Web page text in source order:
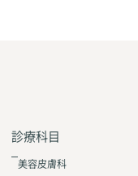
診療科目
美容皮膚科